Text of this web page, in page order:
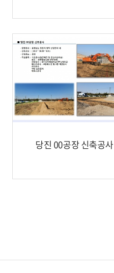
당진 00공장 신축공사